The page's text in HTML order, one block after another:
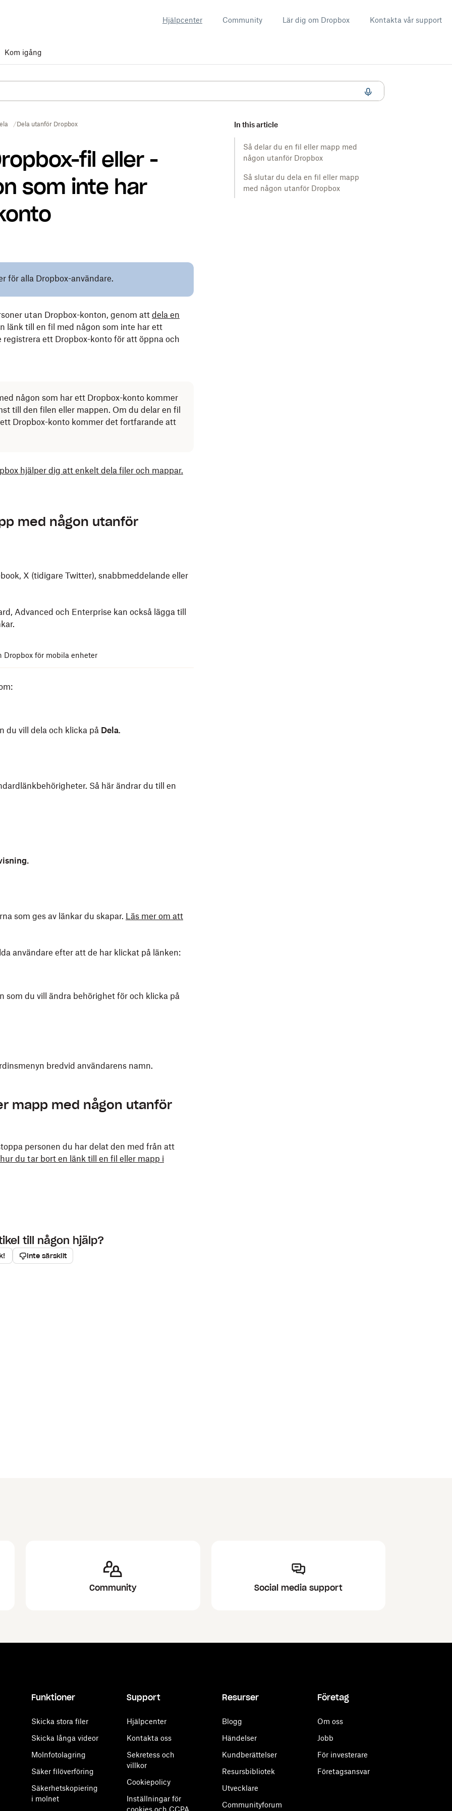
Hjälpcenter Community Lär dig om Dropbox Kontakta vår support
Kom igång
Dela utanför Dropbox
fil eller -
som inte har
In this article
Så delar du en fil eller mapp med
någon utanför Dropbox
Så slutar du dela en fil eller mapp
med någon utanför Dropbox
för alla Dropbox-användare.
utan Dropbox-konton, genom att dela en
länk till en fil med någon som inte har ett
ett Dropbox-konto för att öppna och
någon som har ett Dropbox-konto kommer
till den filen eller mappen. Om du delar en fil
Dropbox-konto kommer det fortfarande att
hjälper dig att enkelt dela filer och mappar.
med någon utanför
X (tidigare Twitter), snabbmeddelande eller
Advanced och Enterprise kan också lägga till
.
Dropbox för mobila enheter
du vill dela och klicka på Dela.
Så här ändrar du till en
som ges av länkar du skapar. Läs mer om att
användare efter att de har klickat på länken:
som du vill ändra behörighet för och klicka på
bredvid användarens namn.
eller Finder (Mac).
.
eller
(fler alternativ) på iOS bredvid filen eller
och redigera) eller
mapp med någon utanför
personen du har delat den med från att
du tar bort en länk till en fil eller mapp i
till någon hjälp?
Inte särskilt
Community Social media support
Funktioner
Skicka stora filer
Skicka långa videor
Molnfotolagring
Säker filöverföring
Säkerhetskopiering
i molnet
Support
Hjälpcenter
Kontakta oss
Sekretess och
villkor
Cookiepolicy
Inställningar för
cookies och CCPA
Resurser
Blogg
Händelser
Kundberättelser
Resursbibliotek
Utvecklare
Communityforum
Företag
Om oss
Jobb
För investerare
Företagsansvar